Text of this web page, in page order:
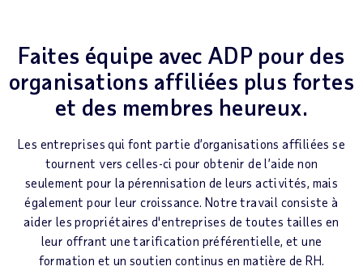
Faites équipe avec ADP pour des
organisations affiliées plus fortes
et des membres heureux.
Les entreprises qui font partie d’organisations affiliées se
tournent vers celles-ci pour obtenir de l’aide non
seulement pour la pérennisation de leurs activités, mais
également pour leur croissance. Notre travail consiste à
aider les propriétaires d'entreprises de toutes tailles en
leur offrant une tarification préférentielle, et une
formation et un soutien continus en matière de RH.